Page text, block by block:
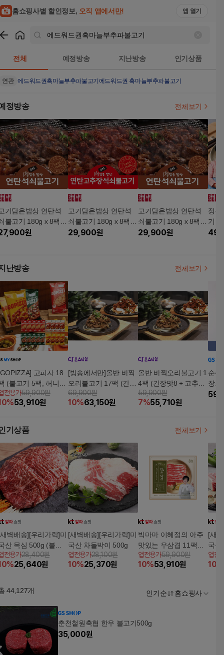
홈쇼핑사별 할인정보, 오직 앱에서만! 앱 열기
전체 예정방송 지난방송 인기상품
연관 에드워드권흑마늘부추파불고기 에드워드권 흑마늘부추파불고기
정방송 전체보기
기담은밥상 연탄석
불고기 180g x 8팩
장맛4팩+고추장맛4
원
고기담은밥상 연탄석
쇠불고기 180g x 8팩
(고추장맛8팩)
29,900원
고기담은밥상 연탄석
쇠불고기 180g x 8팩
(간장맛8팩)
29,900원
정성
기
난방송 전체보기
고피자 18
(불고기 5팩, 허니치
5팩, 페퍼로니 4팩,
테이토앤베이컨 4팩)
전용가59,900원
%53,910원
[방송에서만]올반 바짝
오리불고기 17팩 (간장
맛8 + 고추장맛9)
69,900원
10%63,150원
올반 바짝오리불고기 1
4팩 (간장맛8 + 고추장
맛6)
59,900원
7%55,710원
순수
장조
리
기상품 전체보기
벽배송][우리가락]미
산 목심 500g (불고
용)
전용가28,400원
%25,640원
[새벽배송][우리가락]미
국산 차돌박이 500g
앱전용가28,100원
10%25,370원
빅마마 이혜정의 아주
맛있는 우삼겹 11팩
(팩당 150g, 총 1.65kg)
앱전용가59,900원
10%53,910원
[새
국산
탕용)
앱전
10
44,127개 인기순 홈쇼핑사
춘천철원축협 한우 불고기500g
35,000원